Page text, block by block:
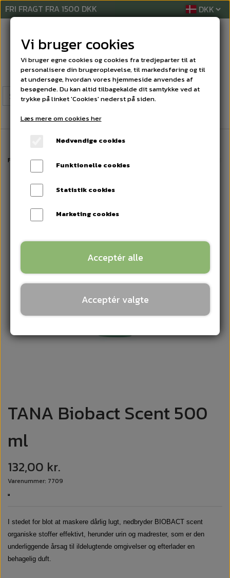
FRI FRAGT FRA 1500 DKK
Forside RENGØRINGSMIDLER
TANA Biobact Scent 500
ml
132,00 kr.
Varenummer: 7709
I stedet for blot at maskere dårlig lugt, nedbryder BIOBACT scent
organiske stoffer effektivt, herunder urin og madrester, som er den
underliggende årsag til ildelugtende omgivelser og efterlader en
behagelig duft.
Vi bruger cookies
Vi bruger egne cookies og cookies fra tredjeparter til at
personalisere din brugeroplevelse, til markedsføring og til
at undersøge, hvordan vores hjemmeside anvendes af
besøgende. Du kan altid tilbagekalde dit samtykke ved at
trykke på linket 'Cookies' nederst på siden.
Læs mere om cookies her
Nødvendige cookies
Funktionelle cookies
Statistik cookies
Marketing cookies
Acceptér alle
Acceptér valgte